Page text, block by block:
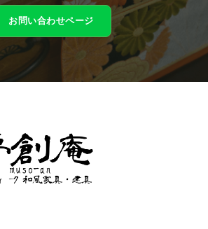
お問い合わせページ